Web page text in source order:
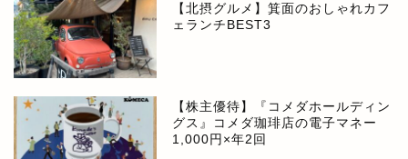
【北摂グルメ】箕面のおしゃれカフ
ェランチBEST3
【株主優待】『コメダホールディン
グス』コメダ珈琲店の電子マネー
1,000円×年2回